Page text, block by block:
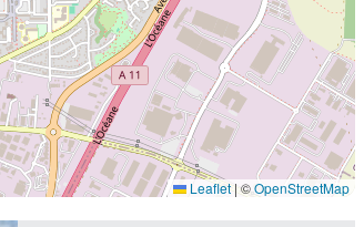
Leaflet |©OpenStreetMap